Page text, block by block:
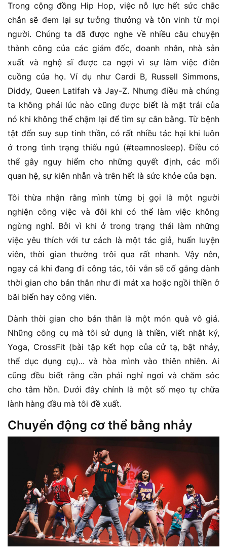
Trong cộng đồng Hip Hop, việc nỗ lực hết sức chắc
chắn sẽ đem lại sự tưởng thưởng và tôn vinh từ mọi
người. Chúng ta đã được nghe về nhiều câu chuyện
thành công của các giám đốc, doanh nhân, nhà sản
xuất và nghệ sĩ được ca ngợi vì sự làm việc điên
cuồng của họ. Ví dụ như Cardi B, Russell Simmons,
Diddy, Queen Latifah và Jay-Z. Nhưng điều mà chúng
ta không phải lúc nào cũng được biết là mặt trái của
nó khi không thể chậm lại để tìm sự cân bằng. Từ bệnh
tật đến suy sụp tinh thần, có rất nhiều tác hại khi luôn
ở trong tình trạng thiếu ngủ (#teamnosleep). Điều có
thể gây nguy hiểm cho những quyết định, các mối
quan hệ, sự kiên nhẫn và trên hết là sức khỏe của bạn.
Tôi thừa nhận rằng mình từng bị gọi là một người
nghiện công việc và đôi khi có thể làm việc không
ngừng nghỉ. Bởi vì khi ở trong trạng thái làm những
việc yêu thích với tư cách là một tác giả, huấn luyện
viên, thời gian thường trôi qua rất nhanh. Vậy nên,
ngay cả khi đang đi công tác, tôi vẫn sẽ cố gắng dành
thời gian cho bản thân như đi mát xa hoặc ngồi thiền ở
bãi biển hay công viên.
Dành thời gian cho bản thân là một món quà vô giá.
Những công cụ mà tôi sử dụng là thiền, viết nhật ký,
Yoga, CrossFit (bài tập kết hợp của cử tạ, bật nhảy,
thể dục dụng cụ)... và hòa mình vào thiên nhiên. Ai
cũng đều biết rằng cần phải nghỉ ngơi và chăm sóc
cho tâm hồn. Dưới đây chính là một số mẹo tự chữa
lành hàng đầu mà tôi đề xuất.
Chuyển động cơ thể bằng nhảy